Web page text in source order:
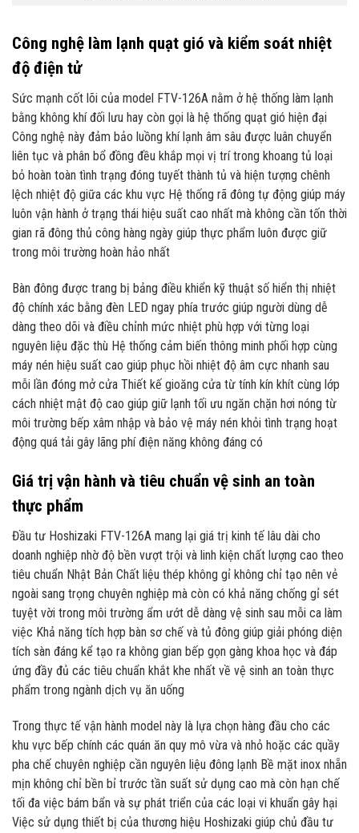
Công nghệ làm lạnh quạt gió và kiểm soát nhiệt
độ điện tử
Sức mạnh cốt lõi của model FTV-126A nằm ở hệ thống làm lạnh
bằng không khí đối lưu hay còn gọi là hệ thống quạt gió hiện đại
Công nghệ này đảm bảo luồng khí lạnh âm sâu được luân chuyển
liên tục và phân bổ đồng đều khắp mọi vị trí trong khoang tủ loại
bỏ hoàn toàn tình trạng đóng tuyết thành tủ và hiện tượng chênh
lệch nhiệt độ giữa các khu vực Hệ thống rã đông tự động giúp máy
luôn vận hành ở trạng thái hiệu suất cao nhất mà không cần tốn thời
gian rã đông thủ công hàng ngày giúp thực phẩm luôn được giữ
trong môi trường hoàn hảo nhất
Bàn đông được trang bị bảng điều khiển kỹ thuật số hiển thị nhiệt
độ chính xác bằng đèn LED ngay phía trước giúp người dùng dễ
dàng theo dõi và điều chỉnh mức nhiệt phù hợp với từng loại
nguyên liệu đặc thù Hệ thống cảm biến thông minh phối hợp cùng
máy nén hiệu suất cao giúp phục hồi nhiệt độ âm cực nhanh sau
mỗi lần đóng mở cửa Thiết kế gioăng cửa từ tính kín khít cùng lớp
cách nhiệt mật độ cao giúp giữ lạnh tối ưu ngăn chặn hơi nóng từ
môi trường bếp xâm nhập và bảo vệ máy nén khỏi tình trạng hoạt
động quá tải gây lãng phí điện năng không đáng có
Giá trị vận hành và tiêu chuẩn vệ sinh an toàn
thực phẩm
Đầu tư Hoshizaki FTV-126A mang lại giá trị kinh tế lâu dài cho
doanh nghiệp nhờ độ bền vượt trội và linh kiện chất lượng cao theo
tiêu chuẩn Nhật Bản Chất liệu thép không gỉ không chỉ tạo nên vẻ
ngoài sang trọng chuyên nghiệp mà còn có khả năng chống gỉ sét
tuyệt vời trong môi trường ẩm ướt dễ dàng vệ sinh sau mỗi ca làm
việc Khả năng tích hợp bàn sơ chế và tủ đông giúp giải phóng diện
tích sàn đáng kể tạo ra không gian bếp gọn gàng khoa học và đáp
ứng đầy đủ các tiêu chuẩn khắt khe nhất về vệ sinh an toàn thực
phẩm trong ngành dịch vụ ăn uống
Trong thực tế vận hành model này là lựa chọn hàng đầu cho các
khu vực bếp chính các quán ăn quy mô vừa và nhỏ hoặc các quầy
pha chế chuyên nghiệp cần nguyên liệu đông lạnh Bề mặt inox nhẵn
mịn không chỉ bền bỉ trước tần suất sử dụng cao mà còn hạn chế
tối đa việc bám bẩn và sự phát triển của các loại vi khuẩn gây hại
Việc sử dụng thiết bị của thương hiệu Hoshizaki giúp chủ đầu tư